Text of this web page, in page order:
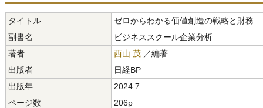
タイトル
ゼロからわかる価値創造の戦略と財務
副書名
ビジネススクール企業分析
著者
西山 茂 ／編著
出版者
日経BP
出版年
2024.7
ページ数
206p